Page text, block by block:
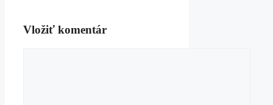
Vložiť komentár